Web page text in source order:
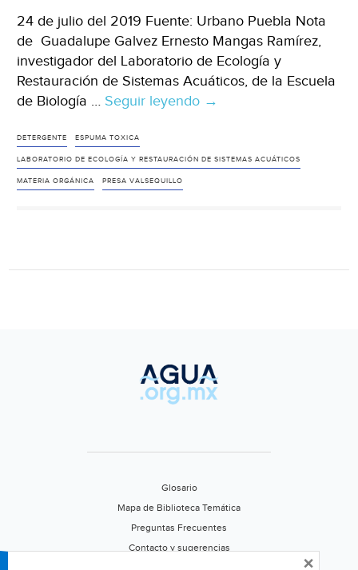
24 de julio del 2019 Fuente: Urbano Puebla Nota
de Guadalupe Galvez Ernesto Mangas Ramírez,
investigador del Laboratorio de Ecología y
Restauración de Sistemas Acuáticos, de la Escuela
de Biología … Seguir leyendo Puebla:
de
(Urbano
Puebla)
→
DETERGENTE ESPUMA TOXICA
LABORATORIO DE ECOLOGÍA Y RESTAURACIÓN DE SISTEMAS ACUÁTICOS
MATERIA ORGÁNICA PRESA VALSEQUILLO
Glosario
Mapa de Biblioteca Temática
Preguntas Frecuentes
Contacto y sugerencias
×